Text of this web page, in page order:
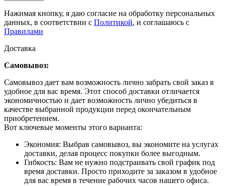
Нажимая кнопку, я даю согласие на обработку персональных
данных, в соответствии с Политикой, и соглашаюсь с
Правилами
Доставка
Самовывоз:
Самовывоз дает вам возможность лично забрать свой заказ в
удобное для вас время. Этот способ доставки отличается
экономичностью и дает возможность лично убедиться в
качестве выбранной продукции перед окончательным
приобретением.
Вот ключевые моменты этого варианта:
Экономия: Выбрав самовывоз, вы экономите на услугах
доставки, делая процесс покупки более выгодным.
Гибкость: Вам не нужно подстраивать свой график под
время доставки. Просто приходите за заказом в удобное
для вас время в течение рабочих часов нашего офиса.